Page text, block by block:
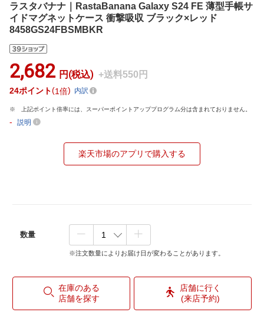
ラスタバナナ｜RastaBanana Galaxy S24 FE 薄型手帳サ
イドマグネットケース 衝撃吸収 ブラック×レッド
8458GS24FBSMBKR
2,682 円(税込) +送料550円
24ポイント 1倍 内訳
上記ポイント倍率には、スーパーポイントアッププログラム分は含まれておりません。
- 説明
楽天市場のアプリで購入する
数量
※注文数量によりお届け日が変わることがあります。
在庫のある
店舗を探す
店舗に行く
(来店予約)